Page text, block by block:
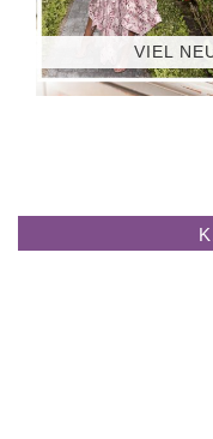
VIEL